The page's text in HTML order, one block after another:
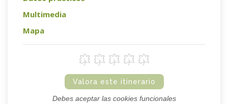
Multimedia
Mapa
Valora este itinerario
Debes aceptar las cookies funcionales